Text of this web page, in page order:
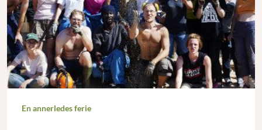
En annerledes ferie